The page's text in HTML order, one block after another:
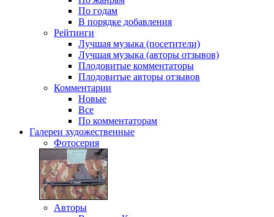
По годам
В порядке добавления
Рейтинги
Лучшая музыка (посетители)
Лучшая музыка (авторы отзывов)
Плодовитые комментаторы
Плодовитые авторы отзывов
Комментарии
Новые
Все
По комментаторам
Галереи художественные
Фотосерия
Авторы